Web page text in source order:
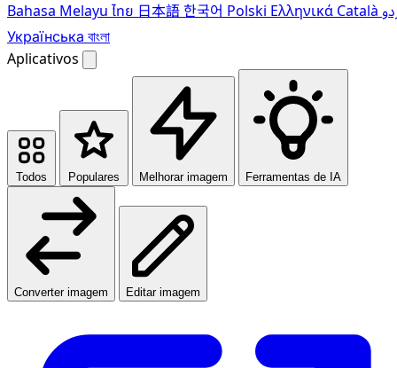
Bahasa Melayu ไทย 日本語한국어 Polski Ελληνικά Català
Українська বাংলা
Aplicativos
Todos Populares Melhorar imagem Ferramentas de IA
Converter imagem Editar imagem